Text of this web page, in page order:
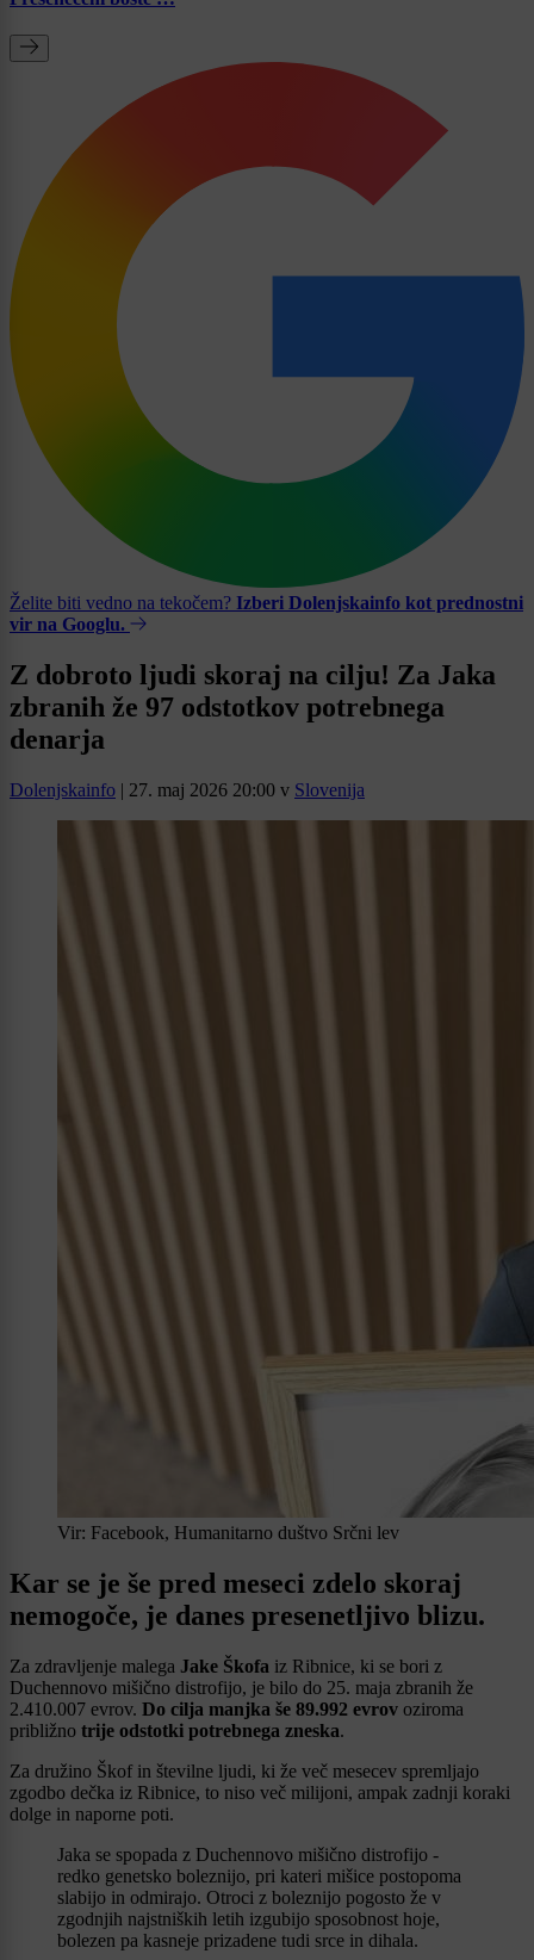
Želite biti vedno na tekočem? Izberi Dolenjskainfo kot prednostni
vir na Googlu.
Z dobroto ljudi skoraj na cilju! Za Jaka
zbranih že 97 odstotkov potrebnega
denarja
Dolenjskainfo | 27. maj 2026 20:00 v Slovenija
Vir: Facebook, Humanitarno duštvo Srčni lev
Kar se je še pred meseci zdelo skoraj
nemogoče, je danes presenetljivo blizu.
Za zdravljenje malega Jake Škofa iz Ribnice, ki se bori z
Duchennovo mišično distrofijo, je bilo do 25. maja zbranih že
2.410.007 evrov. Do cilja manjka še 89.992 evrov oziroma
približno trije odstotki potrebnega zneska.
Za družino Škof in številne ljudi, ki že več mesecev spremljajo
zgodbo dečka iz Ribnice, to niso več milijoni, ampak zadnji koraki
dolge in naporne poti.
Jaka se spopada z Duchennovo mišično distrofijo -
redko genetsko boleznijo, pri kateri mišice postopoma
slabijo in odmirajo. Otroci z boleznijo pogosto že v
zgodnjih najstniških letih izgubijo sposobnost hoje,
bolezen pa kasneje prizadene tudi srce in dihala.